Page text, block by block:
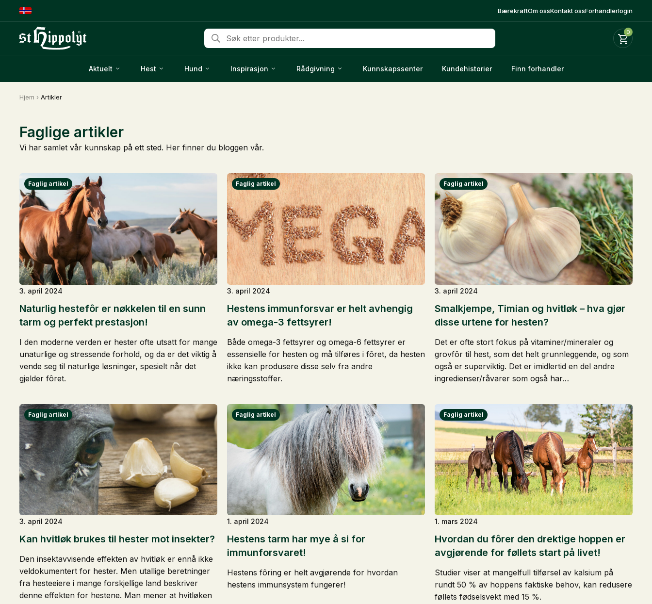
BærekraftOm ossKontakt ossForhandlerlogin
Products
search
0
Aktuelt Hest Hund Inspirasjon Rådgivning Kunnskapssenter Kundehistorier Finn forhandler
Hjem › Artikler
Faglige artikler
Vi har samlet vår kunnskap på ett sted. Her finner du bloggen vår.
Naturlig hestefôr er nøkkelen til en sunn
tarm og perfekt prestasjon!
3. april 2024
I den moderne verden er hester ofte utsatt for mange
unaturlige og stressende forhold, og da er det viktig å
vende seg til naturlige løsninger, spesielt når det
gjelder fôret.
Hestens immunforsvar er helt avhengig
av omega-3 fettsyrer!
3. april 2024
Både omega-3 fettsyrer og omega-6 fettsyrer er
essensielle for hesten og må tilføres i fôret, da hesten
ikke kan produsere disse selv fra andre
næringsstoffer.
Smalkjempe, Timian og hvitløk – hva gjør
disse urtene for hesten?
3. april 2024
Det er ofte stort fokus på vitaminer/mineraler og
grovfôr til hest, som det helt grunnleggende, og som
også er superviktig. Det er imidlertid en del andre
ingredienser/råvarer som også har…
Kan hvitløk brukes til hester mot insekter?
3. april 2024
Den insektavvisende effekten av hvitløk er ennå ikke
veldokumentert for hester. Men utallige beretninger
fra hesteeiere i mange forskjellige land beskriver
denne effekten for hestene. Man mener at hvitløken
Hestens tarm har mye å si for
immunforsvaret!
1. april 2024
Hestens fôring er helt avgjørende for hvordan
hestens immunsystem fungerer!
Hvordan du fôrer den drektige hoppen er
avgjørende for føllets start på livet!
1. mars 2024
Studier viser at mangelfull tilførsel av kalsium på
rundt 50 % av hoppens faktiske behov, kan redusere
føllets fødselsvekt med 15 %.